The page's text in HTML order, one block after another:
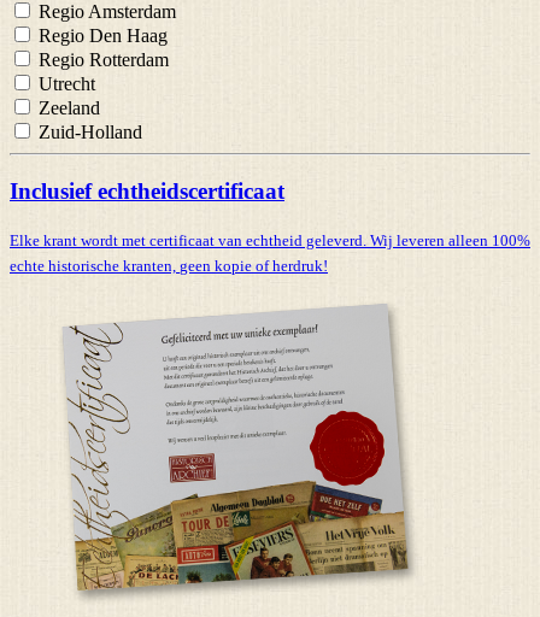
Regio Amsterdam
Regio Den Haag
Regio Rotterdam
Utrecht
Zeeland
Zuid-Holland
Inclusief echtheidscertificaat
Elke krant wordt met certificaat van echtheid geleverd. Wij leveren alleen 100%
echte historische kranten, geen kopie of herdruk!